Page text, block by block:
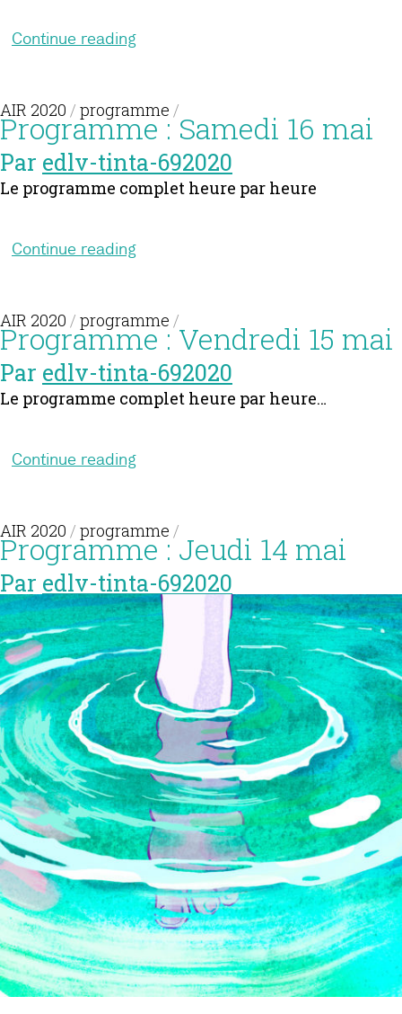
Continue reading
AIR 2020 / programme /
Programme : Samedi 16 mai
Par edlv-tinta-692020
Le programme complet heure par heure
Continue reading
AIR 2020 / programme /
Programme : Vendredi 15 mai
Par edlv-tinta-692020
Le programme complet heure par heure…
Continue reading
AIR 2020 / programme /
Programme : Jeudi 14 mai
Par edlv-tinta-692020